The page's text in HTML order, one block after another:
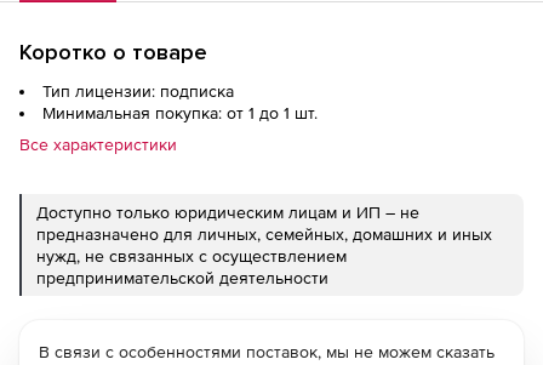
Коротко о товаре
Тип лицензии: подписка
Минимальная покупка: от 1 до 1 шт.
Все характеристики
Доступно только юридическим лицам и ИП – не
предназначено для личных, семейных, домашних и иных
нужд, не связанных с осуществлением
предпринимательской деятельности
В связи с особенностями поставок, мы не можем сказать